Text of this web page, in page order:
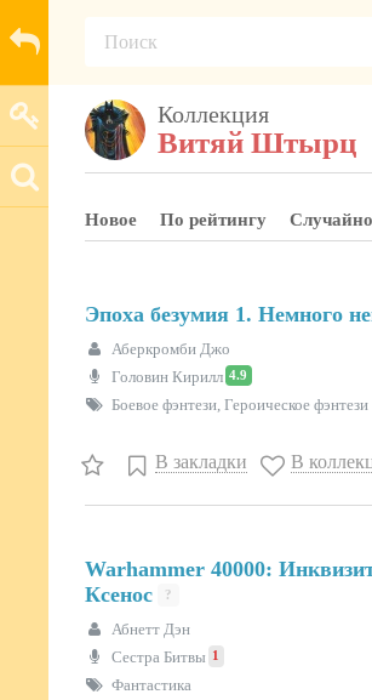
Коллекция
Витяй Штырц
Новое По рейтингу
Эпоха безумия 1. Немного
Аберкромби Джо
Головин Кирилл 4.9
Боевое фэнтези, Героическое фэнтези
В закладки В
Warhammer 40000:
Ксенос
?
Абнетт Дэн
Сестра Битвы 1
Фантастика